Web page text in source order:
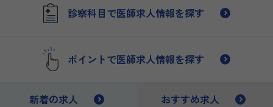
診察科目で医師求人情報を探す
ポイントで医師求人情報を探す
新着の求人 おすすめ求人